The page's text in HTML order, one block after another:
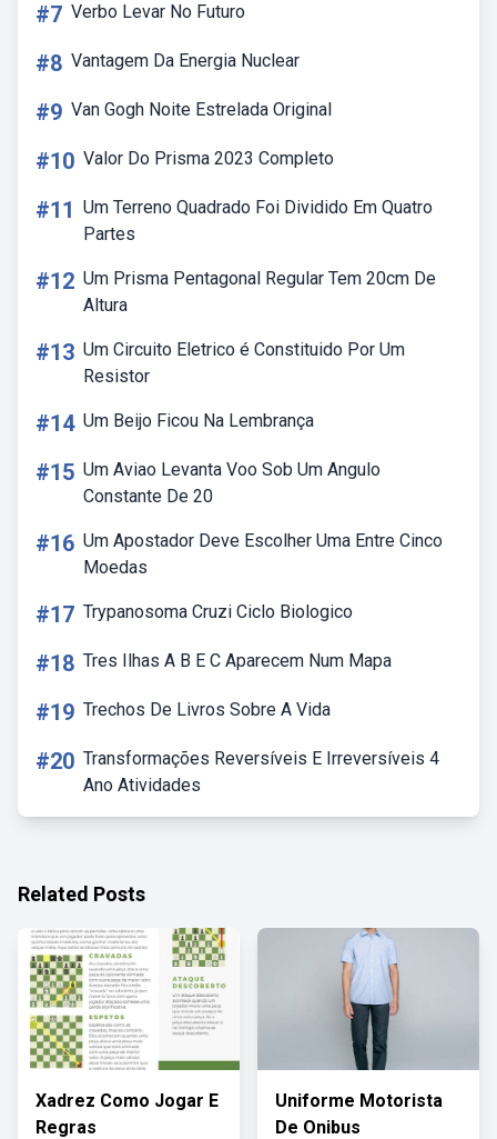
#7 Verbo Levar No Futuro
#8 Vantagem Da Energia Nuclear
#9 Van Gogh Noite Estrelada Original
#10 Valor Do Prisma 2023 Completo
#11 Um Terreno Quadrado Foi Dividido Em Quatro
Partes
#12 Um Prisma Pentagonal Regular Tem 20cm De
Altura
#13 Um Circuito Eletrico é Constituido Por Um
Resistor
#14 Um Beijo Ficou Na Lembrança
#15 Um Aviao Levanta Voo Sob Um Angulo
Constante De 20
#16 Um Apostador Deve Escolher Uma Entre Cinco
Moedas
#17 Trypanosoma Cruzi Ciclo Biologico
#18 Tres Ilhas A B E C Aparecem Num Mapa
#19 Trechos De Livros Sobre A Vida
#20 Transformações Reversíveis E Irreversíveis 4
Ano Atividades
Related Posts
Xadrez Como Jogar E
Regras
Uniforme Motorista
De Onibus